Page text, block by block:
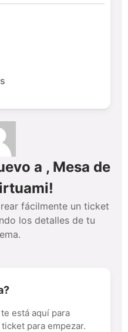
a , Mesa de
fácilmente un ticket
los detalles de tu
está aquí para
para empezar.